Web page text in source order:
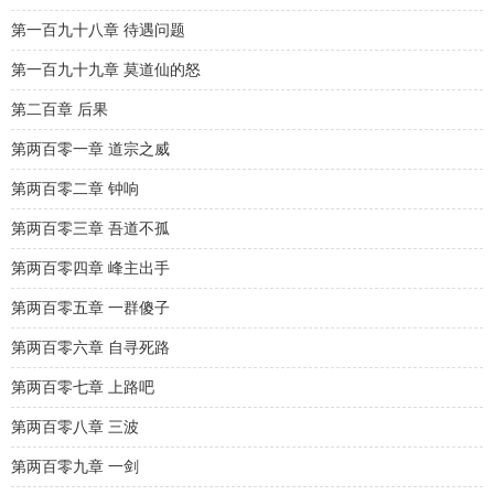
第一百九十八章 待遇问题
第一百九十九章 莫道仙的怒
第二百章 后果
第两百零一章 道宗之威
第两百零二章 钟响
第两百零三章 吾道不孤
第两百零四章 峰主出手
第两百零五章 一群傻子
第两百零六章 自寻死路
第两百零七章 上路吧
第两百零八章 三波
第两百零九章 一剑